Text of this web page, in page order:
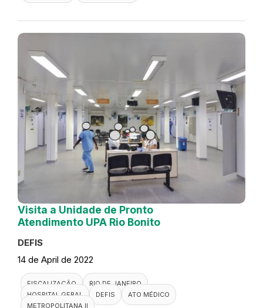
Visita a Unidade de Pronto
Atendimento UPA Rio Bonito
DEFIS
14 de April de 2022
FISCALIZAÇÃO
RIO DE JANEIRO
HOSPITAL GERAL
DEFIS
ATO MÉDICO
METROPOLITANA II